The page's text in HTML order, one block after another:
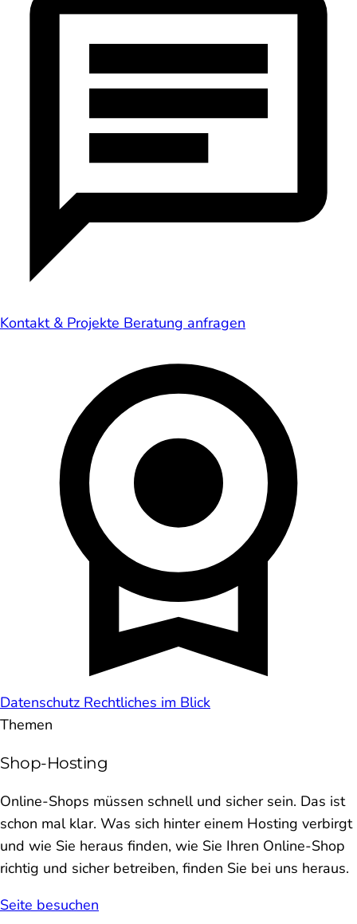
Kontakt & Projekte Beratung anfragen
Datenschutz Rechtliches im Blick
Themen
Shop-Hosting
Online-Shops müssen schnell und sicher sein. Das ist
schon mal klar. Was sich hinter einem Hosting verbirgt
und wie Sie heraus finden, wie Sie Ihren Online-Shop
richtig und sicher betreiben, finden Sie bei uns heraus.
Seite besuchen